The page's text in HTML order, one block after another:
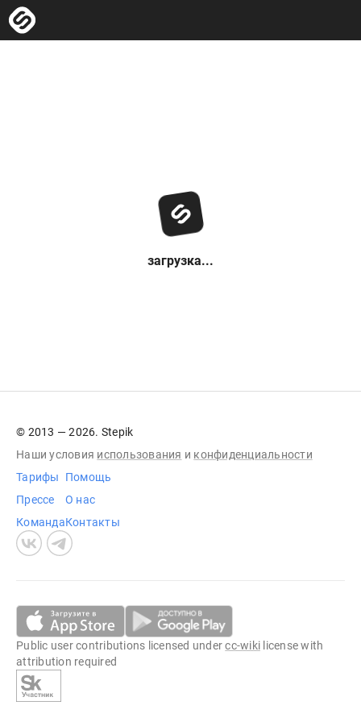
загрузка...
© 2013 — 2026. Stepik
Наши условия использования и конфиденциальности
Тарифы
Прессе
Команда
Помощь
О нас
Контакты
Public user contributions licensed undercc-wiki license with
attribution required